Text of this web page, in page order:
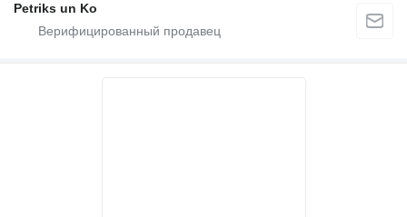
Petriks un Ko